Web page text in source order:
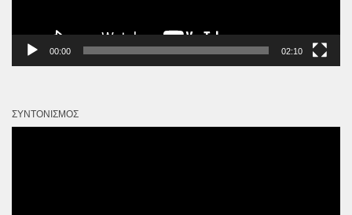
00:00 02:10
ΣΥΝΤΟΝΙΣΜΌΣ